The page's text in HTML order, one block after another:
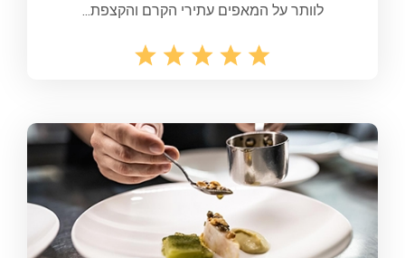
לוותר על המאפים עתירי הקרם והקצפת...